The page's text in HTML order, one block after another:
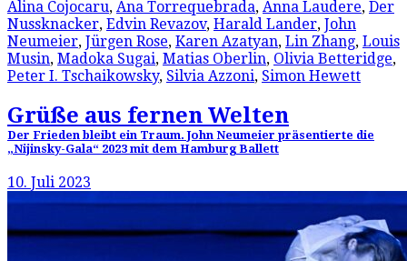
Alina Cojocaru, Ana Torrequebrada, Anna Laudere, Der
Nussknacker, Edvin Revazov, Harald Lander, John
Neumeier, Jürgen Rose, Karen Azatyan, Lin Zhang, Louis
Musin, Madoka Sugai, Matias Oberlin, Olivia Betteridge,
Peter I. Tschaikowsky, Silvia Azzoni, Simon Hewett
Grüße aus fernen Welten
Der Frieden bleibt ein Traum. John Neumeier präsentierte die
„Nijinsky-Gala“ 2023 mit dem Hamburg Ballett
10. Juli 2023